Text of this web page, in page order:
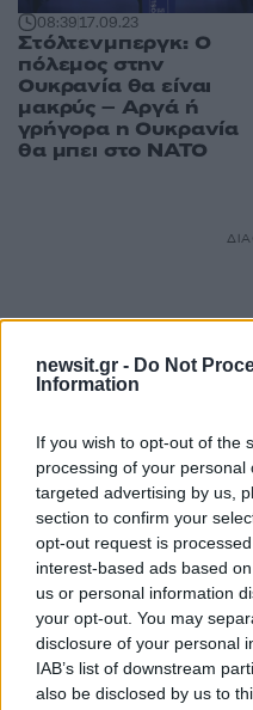
newsit.gr - Do Not
Information
If you wish to opt-out of the
processing of your
targeted advertising by us,
section to confirm your
opt-out request is
interest-based ads based
us or personal information
your opt-out. You may
disclosure of your personal
IAB’s list of downstream
also be disclosed by us to
08:3917.09.23
Στόλτενμπεργκ: Ο
πόλεμος στην
Ουκρανία θα είναι
μακρύς – Αργά ή
γρήγορα η Ουκρανία
θα μπει στο ΝΑΤΟ